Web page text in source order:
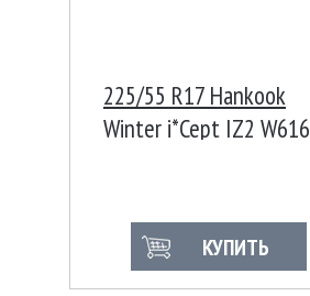
225/55 R17 Hankook
Winter i*Cept IZ2 W616
КУПИТЬ